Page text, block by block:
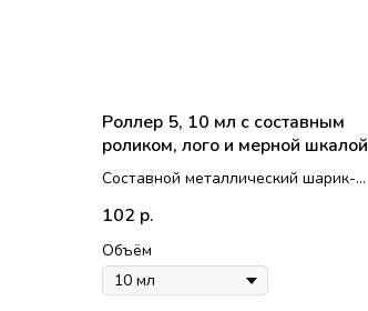
Роллер 5, 10 мл с составным
роликом, лого и мерной шкалой
Составной металлический шарик-
Логотип и мерная шкала выполнены
качественным методом - напыление
Толстое янтарное стекло
Можно дополнить другими
102 р.
Объём